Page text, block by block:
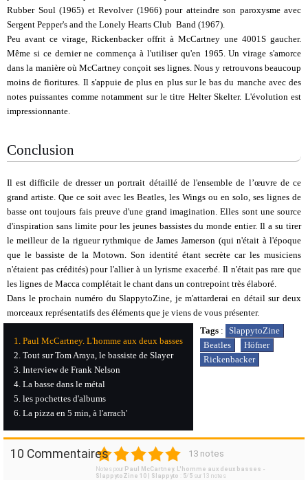
Rubber Soul (1965) et Revolver (1966) pour atteindre son paroxysme avec
Sergent Pepper's and the Lonely Hearts Club Band (1967).
Peu avant ce virage, Rickenbacker offrit à McCartney une 4001S gaucher.
Même si ce dernier ne commença à l'utiliser qu'en 1965. Un virage s'amorce
dans la manière où McCartney conçoit ses lignes. Nous y retrouvons beaucoup
moins de fioritures. Il s'appuie de plus en plus sur le bas du manche avec des
notes puissantes comme notamment sur le titre Helter Skelter. L'évolution est
impressionnante.
Conclusion
Il est difficile de dresser un portrait détaillé de l'ensemble de l’œuvre de ce
grand artiste. Que ce soit avec les Beatles, les Wings ou en solo, ses lignes de
basse ont toujours fais preuve d'une grand imagination. Elles sont une source
d'inspiration sans limite pour les jeunes bassistes du monde entier. Il a su tirer
le meilleur de la rigueur rythmique de James Jamerson (qui n'était à l'époque
que le bassiste de la Motown. Son identité étant secrète car les musiciens
n'étaient pas crédités) pour l'allier à un lyrisme exacerbé. Il n'était pas rare que
les lignes de Macca complétait le chant dans un contrepoint très élaboré.
Dans le prochain numéro du SlappytoZine, je m'attarderai en détail sur deux
morceaux représentatifs des éléments que je viens de vous présenter.
Paul McCartney. L'homme aux deux basses
Tout sur Tom Araya, le bassiste de Slayer
Interview de Frank Nelson
La basse dans le métal
les pochettes d'albums
La pizza en 5 min, à l'arrach'
Tags : SlappytoZine
Beatles
Höfner
Rickenbacker
10 Commentaires
1 2 3 4 5 13 notes
Notes pour Paul McCartney. L'homme aux deux basses -
SlappytoZine 10 | Slappyto
5/ 5 sur 13 notes